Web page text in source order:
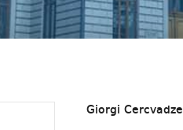
Giorgi Cercvadze